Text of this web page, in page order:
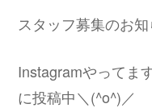
スタッフ募集のお
Instagramやってま
に投稿中＼(^o^)／